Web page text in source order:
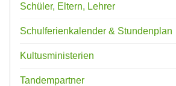
Schüler, Eltern, Lehrer
Schulferienkalender & Stundenplan
Kultusministerien
Tandempartner